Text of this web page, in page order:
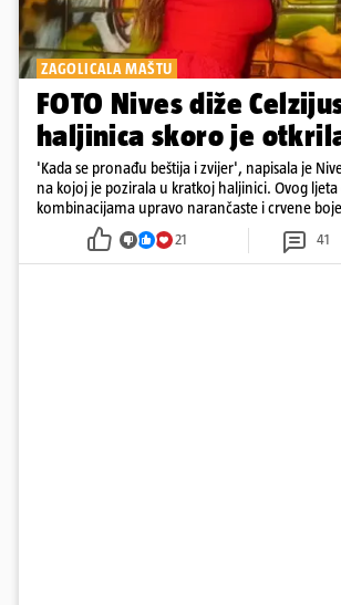
ZAGOLICALA MAŠTU
FOTO Nives diže
haljinica skoro je
'Kada se pronađu beštija i zvijer', napisala je
na kojoj je pozirala u kratkoj haljinici. Ovog ljeta
kombinacijama upravo narančaste i crvene boje
21 41